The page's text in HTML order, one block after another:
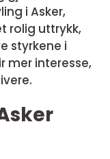
i Asker,
rolig uttrykk,
styrkene i
mer interesse,